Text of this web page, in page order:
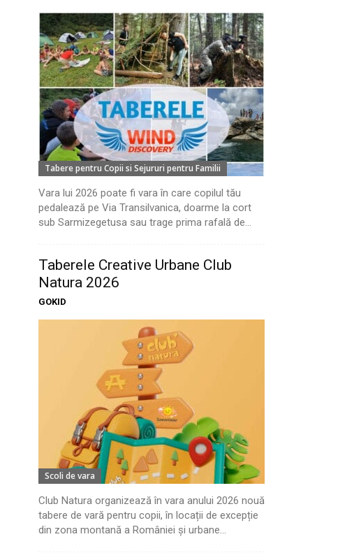
Tabere pentru Copii si Sejururi pentru Familii
Vara lui 2026 poate fi vara în care copilul tău
pedalează pe Via Transilvanica, doarme la cort
sub Sarmizegetusa sau trage prima rafală de...
Taberele Creative Urbane Club
Natura 2026
GOKID
Scoli de vara
Club Natura organizează în vara anului 2026 nouă
tabere de vară pentru copii, în locații de excepție
din zona montană a României și urbane...